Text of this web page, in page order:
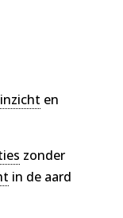
inzicht en
zonder
in de aard